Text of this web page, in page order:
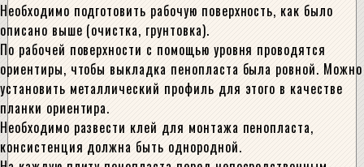
Необходимо подготовить рабочую поверхность, как было
описано выше (очистка, грунтовка).
По рабочей поверхности с помощью уровня проводятся
ориентиры, чтобы выкладка пенопласта была ровной. Можно
установить металлический профиль для этого в качестве
планки ориентира.
Необходимо развести клей для монтажа пенопласта,
консистенция должна быть однородной.